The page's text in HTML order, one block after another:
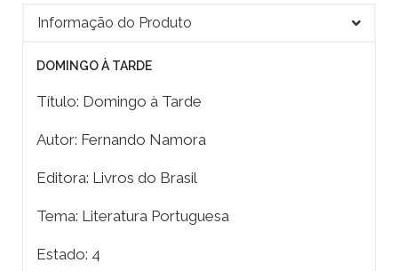
Informação do Produto
DOMINGO À TARDE
Título: Domingo à Tarde
Autor: Fernando Namora
Editora: Livros do Brasil
Tema: Literatura Portuguesa
Estado: 4